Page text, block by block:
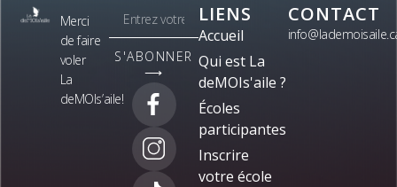
Merci
de faire
voler
La
deMOIs’aile!
S'ABONNER
⟶
LIENS
Accueil
Qui est La
deMOIs'aile ?
Écoles
participantes
Inscrire
votre école
CONTACT